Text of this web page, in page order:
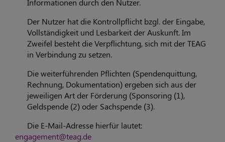
Informationen durch den Nutzer.
Der Nutzer hat die Kontrollpflicht bzgl. der Eingabe,
Vollständigkeit und Lesbarkeit der Auskunft. Im
Zweifel besteht die Verpflichtung, sich mit der TEAG
in Verbindung zu setzen.
Die weiterführenden Pflichten (Spendenquittung,
Rechnung, Dokumentation) ergeben sich aus der
jeweiligen Art der Förderung (Sponsoring (1),
Geldspende (2) oder Sachspende (3).
Die E-Mail-Adresse hierfür lautet:
engagement@teag.de